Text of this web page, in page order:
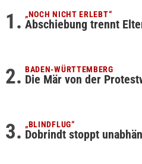
„NOCH NICHT ERLEBT“
Abschiebung trennt
BADEN-WÜRTTEMBERG
Die Mär von der
„BLINDFLUG“
Dobrindt stoppt